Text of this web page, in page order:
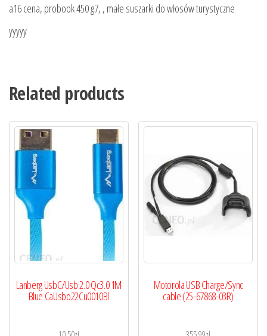
a16 cena, probook 450 g7, , małe suszarki do włosów turystyczne
yyyyy
Related products
Lanberg UsbC/Usb 2.0 Qc3.0 1M
Blue CaUsbo22Cu0010Bl
Motorola USB Charge/Sync
cable (25-67868-03R)